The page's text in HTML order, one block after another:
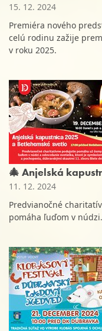
15. 12. 2024
Premiéra nového
celú rodinu zažije
v roku 2025.
🎄 Anjelská
11. 12. 2024
Predvianočné
pomáha ľuďom v